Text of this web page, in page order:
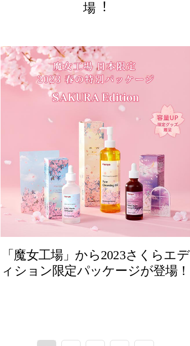
場︕
「魔女工場」から2023さくらエデ
ィション限定パッケージが登場！